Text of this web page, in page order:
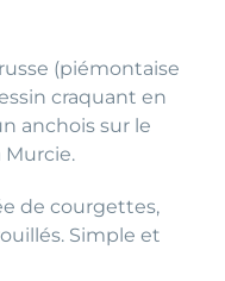
(piémontaise
craquant en
anchois sur le
de courgettes,
Simple et